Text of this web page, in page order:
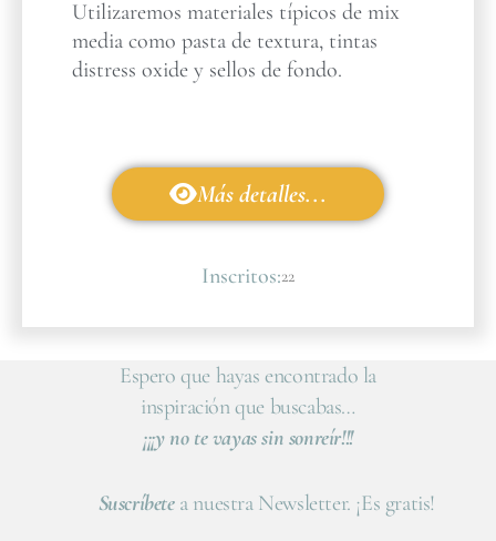
Utilizaremos materiales típicos de mix
media como pasta de textura, tintas
distress oxide y sellos de fondo.
Más detalles...
Inscritos:22
Espero que hayas encontrado la
inspiración que buscabas…
¡¡¡y no te vayas sin sonreír!!!
Suscríbetea nuestra Newsletter. ¡Es gratis!